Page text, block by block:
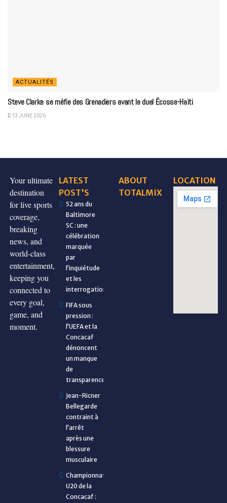
ACTUALITÉS
Steve Clarke se méfie des Grenadiers avant le duel Écosse-Haïti
13 JUNE 2026
Your ultimate
destination
for live sports
coverage,
breaking
news, and
world-class
entertainment,
keeping you
connected to
every goal,
game, and
moment.
LATEST
POST'S
52 ans du
Baltimore
SC : une
célébration
marquée
par
l’inquiétude
et les
interrogations
FIFA sous
pression :
l’UEFA et la
Concacaf
dénoncent
un manque
de
transparence
Jean-Ricner
Bellegarde
contraint à
l’arrêt
après une
blessure
musculaire
Championnat
U20 de la
Concacaf :
ABOUT
TOTALMIX
LOCATION